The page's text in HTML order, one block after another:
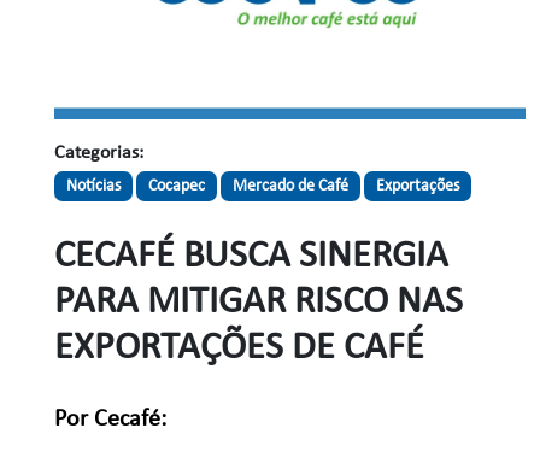
Categorias:
Notícias Cocapec Mercado de Café Exportações
CECAFÉ BUSCA SINERGIA
PARA MITIGAR RISCO NAS
EXPORTAÇÕES DE CAFÉ
Por Cecafé: